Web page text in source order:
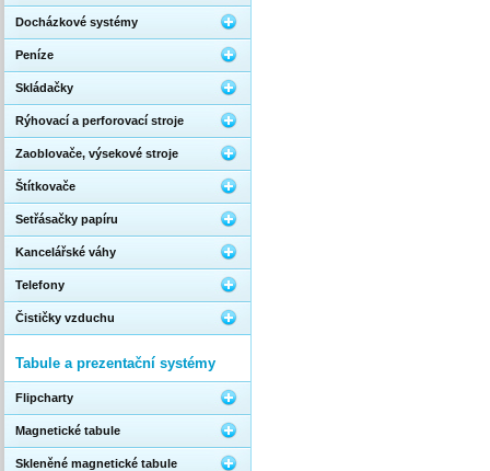
Docházkové systémy
Peníze
Skládačky
Rýhovací a perforovací stroje
Zaoblovače, výsekové stroje
Štítkovače
Setřásačky papíru
Kancelářské váhy
Telefony
Čističky vzduchu
Tabule a prezentační systémy
Flipcharty
Magnetické tabule
Skleněné magnetické tabule